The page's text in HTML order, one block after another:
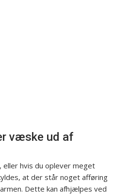
væske ud af
eller hvis du oplever meget
at der står noget afføring
Dette kan afhjælpes ved